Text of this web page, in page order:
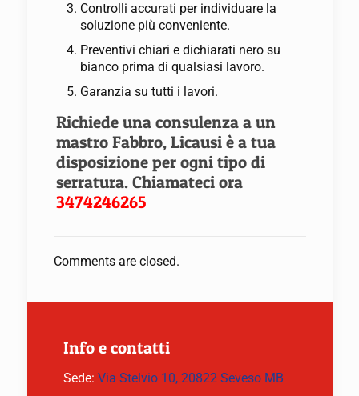
Controlli accurati per individuare la
soluzione più conveniente.
Preventivi chiari e dichiarati nero su
bianco prima di qualsiasi lavoro.
Garanzia su tutti i lavori.
Richiede una consulenza a un
mastro Fabbro, Licausi è a tua
disposizione per ogni tipo di
serratura. Chiamateci ora
3474246265
Comments are closed.
Info e contatti
Sede: Via Stelvio 10, 20822 Seveso MB